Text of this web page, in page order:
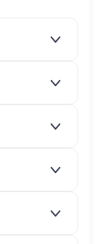
35–50%.